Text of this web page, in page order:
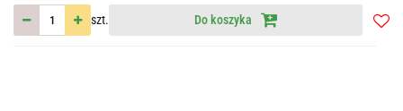
szt. Do koszyka